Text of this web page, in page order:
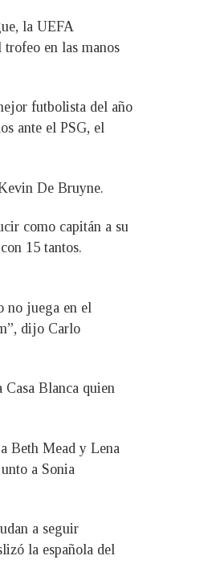
la UEFA
trofeo en las manos
futbolista del año
ante el PSG, el
De Bruyne.
como capitán a su
15 tantos.
no juega en el
dijo Carlo
Blanca quien
Beth Mead y Lena
a Sonia
a seguir
la española del